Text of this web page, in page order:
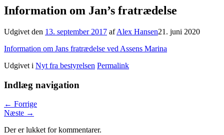
Information om Jan’s fratrædelse
Udgivet den 13. september 2017 afAlex Hansen21. juni 2020
Information om Jans fratrædelse ved Assens Marina
Udgivet i Nyt fra bestyrelsen Permalink
Indlæg navigation
← Forrige
Næste →
Der er lukket for kommentarer.